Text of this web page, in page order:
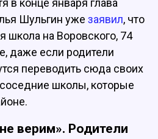
в конце января глава
Шульгин уже заявил, что
школа на Воровского, 74
даже если родители
переводить сюда своих
соседние школы, которые
верим». Родители